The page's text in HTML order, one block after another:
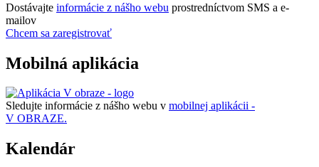
Dostávajte informácie z nášho webu prostredníctvom SMS a e-
mailov
Chcem sa zaregistrovať
Mobilná aplikácia
Sledujte informácie z nášho webu v mobilnej aplikácii -
V OBRAZE.
Kalendár